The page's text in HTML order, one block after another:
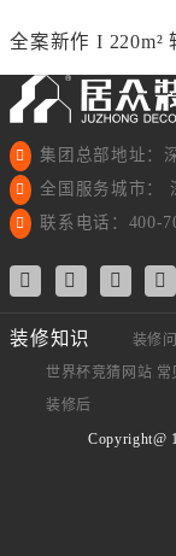
全案新作 I 220m²
集团总部地址：
全国服务城市：
联系电话：400-
装修知识 装修
世界杯竞猜网站 常
装修后
Copyright@